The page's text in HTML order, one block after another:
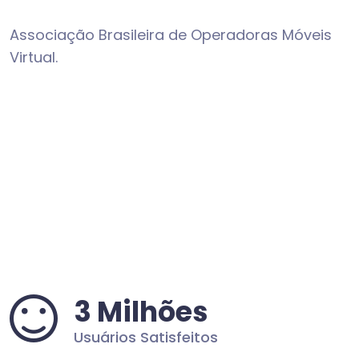
Associação Brasileira de Operadoras Móveis
Virtual.
3 Milhões
Usuários Satisfeitos